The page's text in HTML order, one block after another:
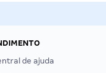
de ajuda